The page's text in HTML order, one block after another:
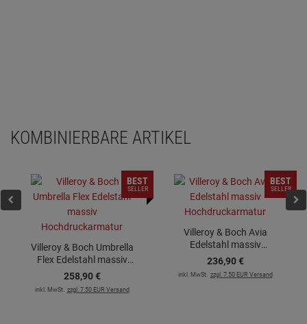
KOMBINIERBARE ARTIKEL
Villeroy & Boch Umbrella
Flex Edelstahl massiv
Hochdruckarmatur
258,90 €
inkl. MwSt. zzgl. 7.50 EUR Versand
BEST
SELLER
Villeroy & Boch Avia
Edelstahl massiv
Hochdruckarmatur
236,90 €
inkl. MwSt. zzgl. 7.50 EUR Versand
BEST
SELLER